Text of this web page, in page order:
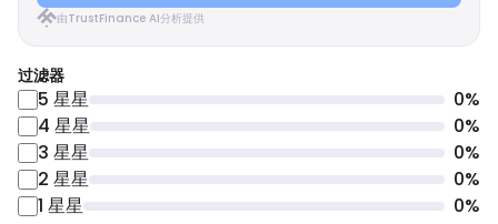
由TrustFinance AI分析提供
过滤器
5 星星 0%
4 星星 0%
3 星星 0%
2 星星 0%
1 星星 0%